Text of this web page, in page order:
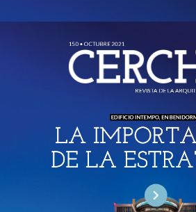
EDIFICIOINTEMPO, EN
LA
DE LA
REVISTA DE LA
150 • OCTUBRE 2021